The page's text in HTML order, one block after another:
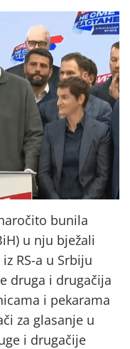
bunila
u nju bježali
RS-a u Srbiju
druga i drugačija
i pekarama
za glasanje u
i drugačije